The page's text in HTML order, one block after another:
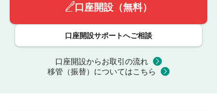
口座開設（無料）
口座開設サポートへご相談
口座開設からお取引の流れ
移管（振替）についてはこちら